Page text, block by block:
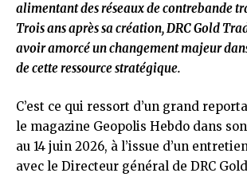
alimentant des réseaux de contrebande
Trois ans après sa création, DRC Gold
avoir amorcé un changement majeur
de cette ressource stratégique.
C’est ce qui ressort d’un grand
le magazine Geopolis Hebdo dans
au 14 juin 2026, à l’issue d’un
avec le Directeur général de DRC